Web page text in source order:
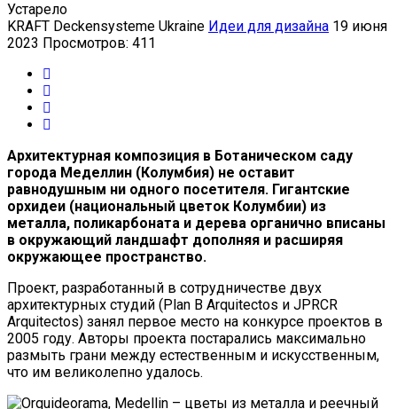
Устарело
KRAFT Deckensysteme Ukraine Идеи для дизайна 19 июня
2023 Просмотров: 411
Архитектурная композиция в Ботаническом саду
города Меделлин (Колумбия) не оставит
равнодушным ни одного посетителя. Гигантские
орхидеи (национальный цветок Колумбии) из
металла, поликарбоната и дерева органично вписаны
в окружающий ландшафт дополняя и расширяя
окружающее пространство.
Проект, разработанный в сотрудничестве двух
архитектурных студий (Plan B Arquitectos и JPRCR
Arquitectos) занял первое место на конкурсе проектов в
2005 году. Авторы проекта постарались максимально
размыть грани между естественным и искусственным,
что им великолепно удалось.